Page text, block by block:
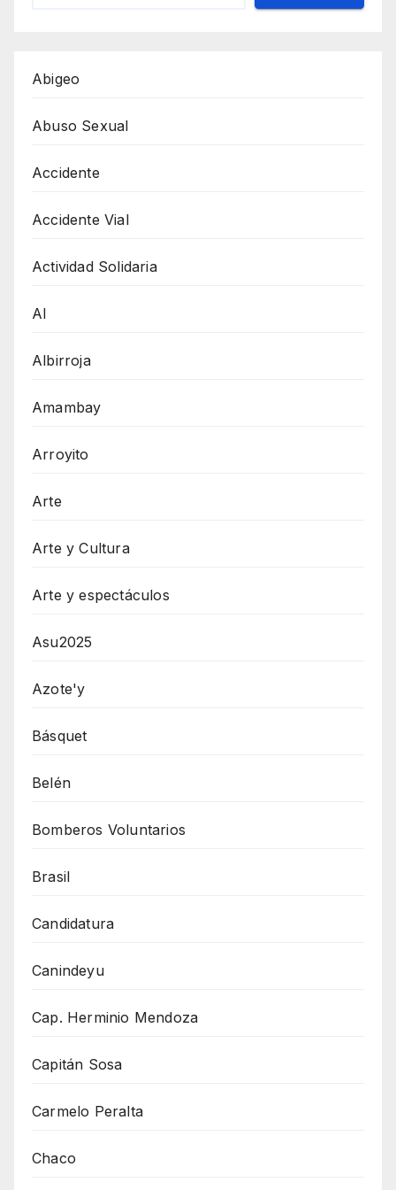
Abigeo
Abuso Sexual
Accidente
Accidente Vial
Actividad Solidaria
AI
Albirroja
Amambay
Arroyito
Arte
Arte y Cultura
Arte y espectáculos
Asu2025
Azote'y
Básquet
Belén
Bomberos Voluntarios
Brasil
Candidatura
Canindeyu
Cap. Herminio Mendoza
Capitán Sosa
Carmelo Peralta
Chaco